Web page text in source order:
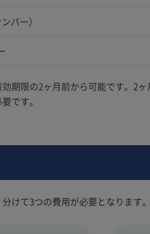
バー）
期限の2ヶ月前から可能です。2
です。
けて3つの費用が必要となります。